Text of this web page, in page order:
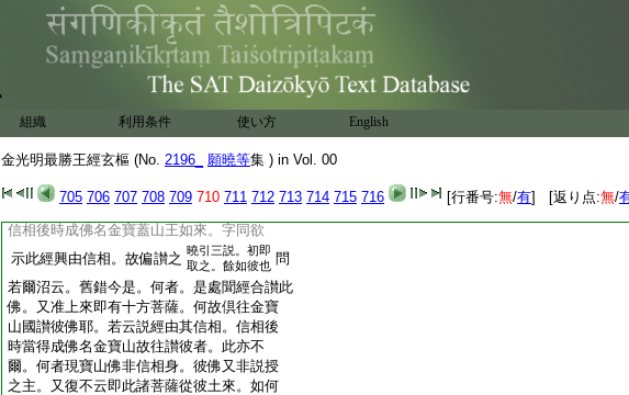
組織 利用条件 使い方 English
金光明最勝王經玄樞 (No. 2196_ 願曉等集 ) in Vol. 00
705 706 707 708 709 710 711 712 713 714 715 716 [行番号:無/有] [返り点:無/
故知如初。問。本云爾時無量諸菩薩衆從此
世界至金寶蓋山王如來國土爲佛作禮而讃
嘆曰。此即他方菩薩讃他方佛。後乃此土大
士讃此土佛。今他方衆來讃
11
此佛。何故如
是。答。有此兩者。他方菩薩來此受化。承彼佛
力故還彼讃。此土大士受此佛化故讃此佛
此佛後讃者。釋迦是一
化之主。説經既竟。結功在後。以還
其人
興即 然讃他方應有多佛而但擧此一者。正言
信相後時成佛名金寶蓋山王如來。字同欲
示此經興由信相。故偏讃之 曉引三説。初即
取之。餘如彼也 問
若爾沼云。舊錯今是。何者。是處聞經合讃此
佛。又准上來即有十方菩薩。何故倶往金寶
山國讃彼佛耶。若云説經由其信相。信相後
時當得成佛名金寶山故往讃彼者。此亦不
爾。何者現寶山佛非信相身。彼佛又非説授
之主。又復不云即此諸菩薩從彼土來。如何